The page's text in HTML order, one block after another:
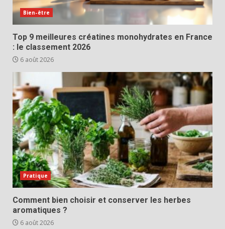
Bien-être
Top 9 meilleures créatines monohydrates en France
: le classement 2026
6 août 2026
Pratique
Comment bien choisir et conserver les herbes
aromatiques ?
6 août 2026